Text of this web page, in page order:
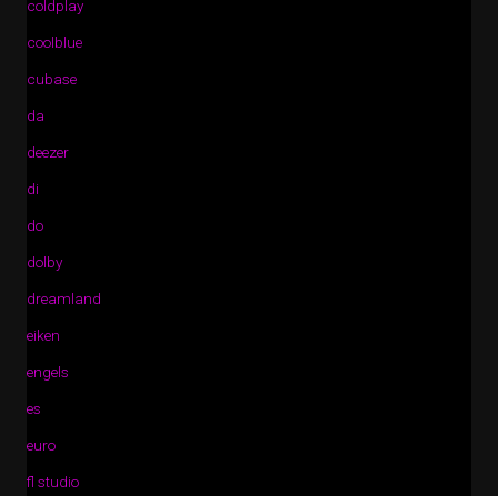
coldplay
coolblue
cubase
da
deezer
di
do
dolby
dreamland
eiken
engels
es
euro
fl studio